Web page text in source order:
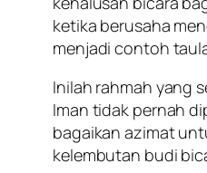
ketika berusaha
menjadi contoh
Inilah rahmah yang
Iman tidak pernah
bagaikan azimat
kelembutan budi